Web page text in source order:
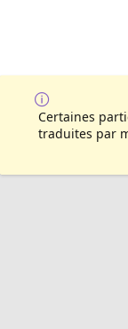
Certaines
traduites par